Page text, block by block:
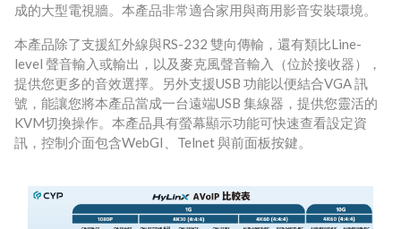
成的大型電視牆。本產品非常適合家用與商用影音安裝環境。
本產品除了支援紅外線與RS-232 雙向傳輸，還有類比Line-
level 聲音輸入或輸出，以及麥克風聲音輸入（位於接收器），
提供您更多的音效選擇。另外支援USB 功能以便結合VGA 訊
號，能讓您將本產品當成一台遠端USB 集線器，提供您靈活的
KVM切換操作。本產品具有螢幕顯示功能可快速查看設定資
訊，控制介面包含WebGI、Telnet 與前面板按鍵。